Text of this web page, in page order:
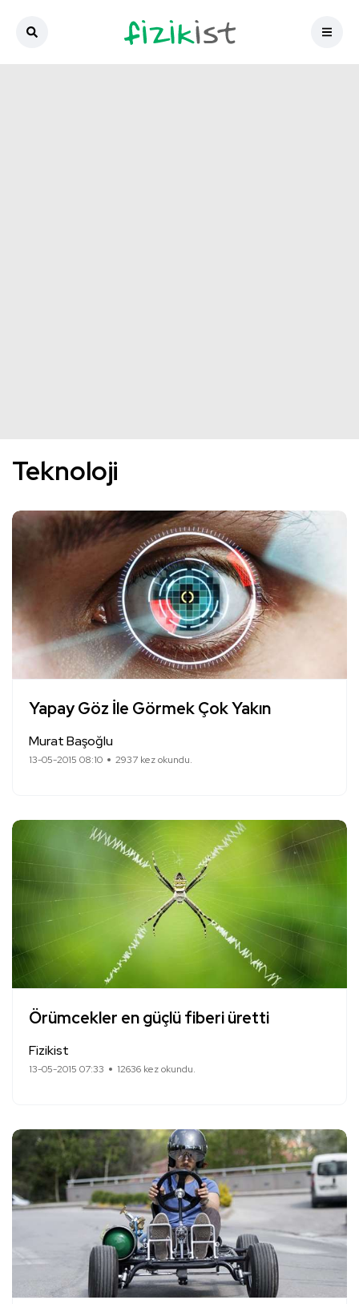
Teknoloji
Yapay Göz İle Görmek Çok Yakın
Murat Başoğlu
13-05-2015 08:10 2937 kez okundu.
Örümcekler en güçlü fiberi üretti
Fizikist
13-05-2015 07:33 12636 kez okundu.